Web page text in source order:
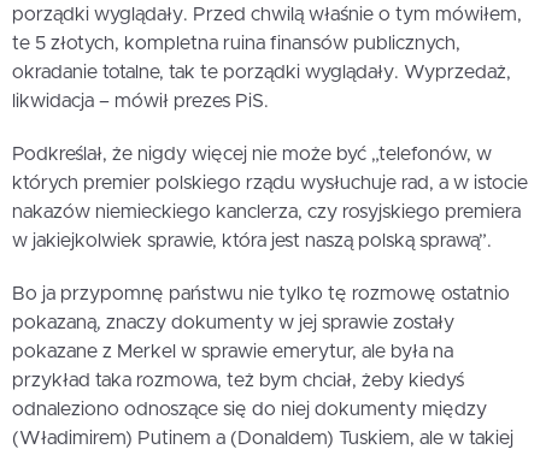
porządki wyglądały. Przed chwilą właśnie o tym mówiłem,
te 5 złotych, kompletna ruina finansów publicznych,
okradanie totalne, tak te porządki wyglądały. Wyprzedaż,
likwidacja – mówił prezes PiS.
Podkreślał, że nigdy więcej nie może być „telefonów, w
których premier polskiego rządu wysłuchuje rad, a w istocie
nakazów niemieckiego kanclerza, czy rosyjskiego premiera
w jakiejkolwiek sprawie, która jest naszą polską sprawą”.
Bo ja przypomnę państwu nie tylko tę rozmowę ostatnio
pokazaną, znaczy dokumenty w jej sprawie zostały
pokazane z Merkel w sprawie emerytur, ale była na
przykład taka rozmowa, też bym chciał, żeby kiedyś
odnaleziono odnoszące się do niej dokumenty między
(Władimirem) Putinem a (Donaldem) Tuskiem, ale w takiej